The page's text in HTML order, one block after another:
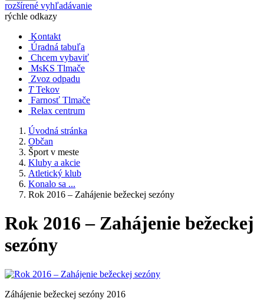
rozšírené vyhľadávanie
rýchle odkazy
Kontakt
Úradná tabuľa
Chcem vybaviť
MsKS Tlmače
Zvoz odpadu
T Tekov
Farnosť Tlmače
Relax centrum
Úvodná stránka
Občan
Šport v meste
Kluby a akcie
Atletický klub
Konalo sa ...
Rok 2016 – Zahájenie bežeckej sezóny
Rok 2016 – Zahájenie bežeckej
sezóny
Záhájenie bežeckej sezóny 2016